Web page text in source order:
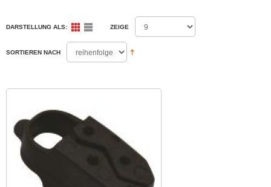
DARSTELLUNG ALS: ZEIGE
SORTIEREN NACH